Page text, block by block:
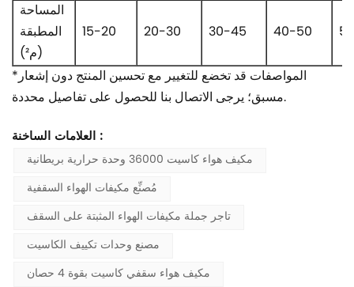
المساحة
المطبقة
(م²)
15-20 20-30 30-45 40-50
*المواصفات قد تخضع للتغيير مع تحسين المنتج دون إشعار
مسبق؛ يرجى الاتصال بنا للحصول على تفاصيل محددة.
العلامات الساخنة :
مكيف هواء كاسيت 36000 وحدة حرارية بريطانية
مُصنِّع مكيفات الهواء السقفية
تاجر جملة مكيفات الهواء المثبتة على السقف
مصنع وحدات تكييف الكاسيت
مكيف هواء سقفي كاسيت بقوة 4 حصان